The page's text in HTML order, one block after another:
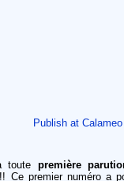
Publish at Calameo
toute première
Ce premier numéro a